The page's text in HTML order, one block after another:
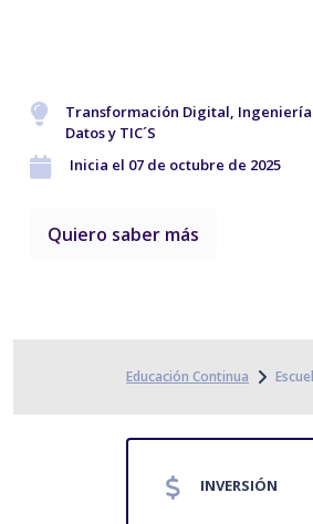
Transformación Digital,
Datos y TIC´S
Inicia el 07 de octubre de 2025
Quiero saber más
Educación Continua
INVERSIÓN